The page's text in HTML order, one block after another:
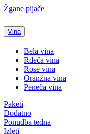
Žgane pijače
Vina
Bela vina
Rdeča vina
Rose vina
Oranžna vina
Peneča vina
Paketi
Dodatno
Ponudba tedna
Izleti